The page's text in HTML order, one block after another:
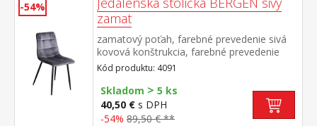
-54%
zamat
zamatový poťah, farebné prevedenie sivá
kovová konštrukcia, farebné prevedenie
čierna výška sedu 49 cm
Kód produktu: 4091
Skladom > 5 ks
40,50 € s DPH
-54% 89,50 € **